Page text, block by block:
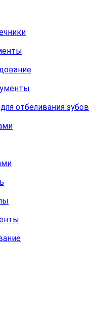
отбеливания зубов